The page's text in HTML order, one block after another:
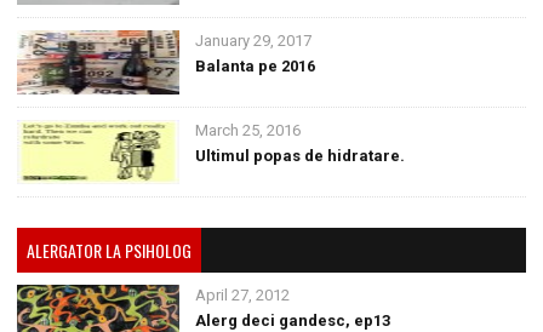
January 29, 2017
Balanta pe 2016
March 25, 2016
Ultimul popas de hidratare.
ALERGATOR LA PSIHOLOG
April 27, 2012
Alerg deci gandesc, ep13